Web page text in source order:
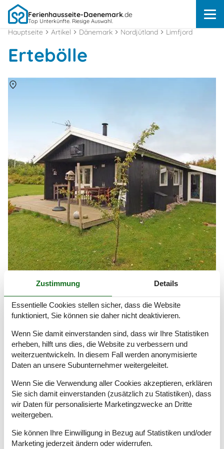
Ferienhausseite-Daenemark.de
Top Unterkünfte. Riesige Auswahl.
Hauptseite Artikel Dänemark Nordjütland Limfjord
Ertebölle
Ferienhaus Ertebölle
Ertebölle ist bekannt durch historische Ausgrabungen,
präsentiert sich aber auch als ein überschaubares und
Freizeitaktivitäten.
Artikelarten
Alle
Ferienhaus
Geografien
Dänemark
Zustimmung Details
Essentielle Cookies stellen sicher, dass die Website
funktioniert, Sie können sie daher nicht deaktivieren.
Wenn Sie damit einverstanden sind, dass wir Ihre Statistiken
erheben, hilft uns dies, die Website zu verbessern und
weiterzuentwickeln. In diesem Fall werden anonymisierte
Daten an unsere Subunternehmer weitergeleitet.
Wenn Sie die Verwendung aller Cookies akzeptieren, erklären
Sie sich damit einverstanden (zusätzlich zu Statistiken), dass
wir Daten für personalisierte Marketingzwecke an Dritte
weitergeben.
Sie können Ihre Einwilligung in Bezug auf Statistiken und/oder
Marketing jederzeit ändern oder widerrufen.